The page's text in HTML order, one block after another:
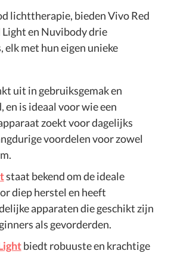
lichttherapie, bieden Vivo Red
Light en Nuvibody drie
elk met hun eigen unieke
uit in gebruiksgemak en
en is ideaal voor wie een
zoekt voor dagelijks
voordelen voor zowel
staat bekend om de ideale
diep herstel en heeft
apparaten die geschikt zijn
als gevorderden.
biedt robuuste en krachtige